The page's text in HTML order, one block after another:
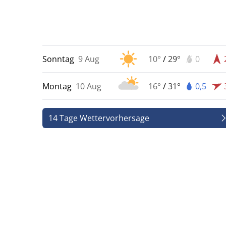
Sonntag 9 Aug 10° /29° 0
Montag 10 Aug 16° /31° 0,5
14 Tage Wettervorhersage